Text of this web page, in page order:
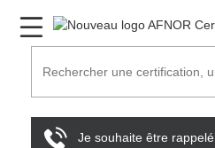
Je souhaite être rappelé